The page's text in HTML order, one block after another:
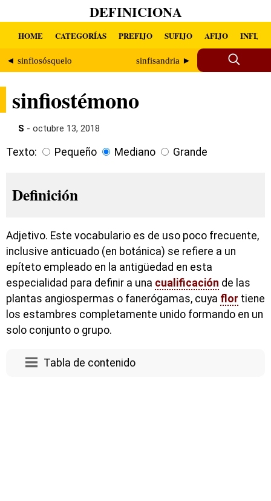
DEFINICIONA
HOME CATEGORÍAS PREFIJO SUFIJO AFIJO INFIJO
◄ sinfiosósquelo sinfisandria ►
sinfiostémono
S - octubre 13, 2018
Texto: Pequeño Mediano Grande
Definición
Adjetivo. Este vocabulario es de uso poco frecuente,
inclusive anticuado (en botánica) se refiere a un
epíteto empleado en la antigüedad en esta
especialidad para definir a una cualificación de las
plantas angiospermas o fanerógamas, cuya flor tiene
los estambres completamente unido formando en un
solo conjunto o grupo.
Tabla de contenido